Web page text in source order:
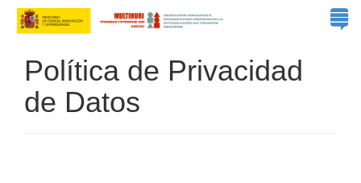
Política de Privacidad
de Datos